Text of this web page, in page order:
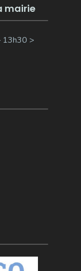
mairie
13h30 >